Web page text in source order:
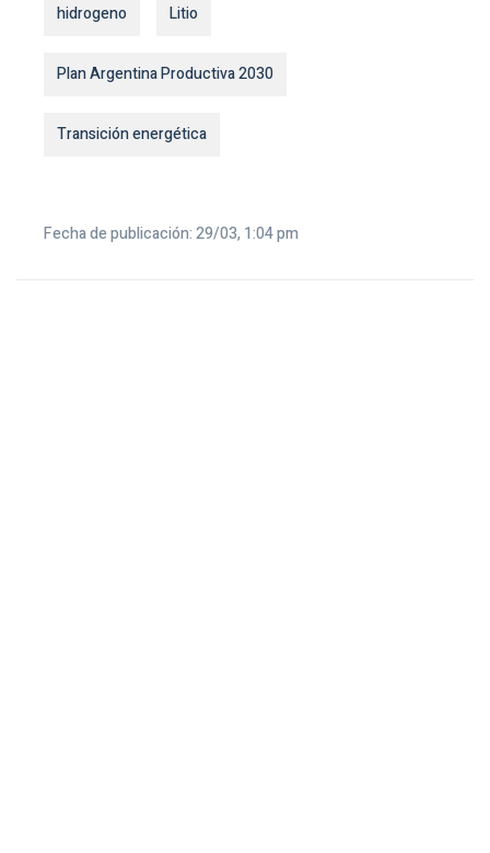
hidrogeno Litio
Plan Argentina Productiva 2030
Transición energética
Fecha de publicación: 29/03, 1:04 pm